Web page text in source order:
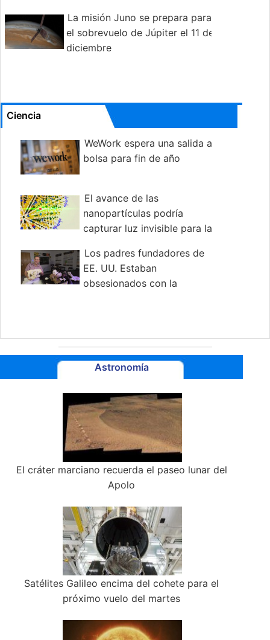
La misión Juno se prepara para
el sobrevuelo de Júpiter el 11 de
diciembre
Ciencia
WeWork espera una salida a
bolsa para fin de año
El avance de las
nanopartículas podría
capturar luz invisible para la
Los padres fundadores de
EE. UU. Estaban
obsesionados con la
Astronomía
El cráter marciano recuerda el paseo lunar del
Apolo
Satélites Galileo encima del cohete para el
próximo vuelo del martes